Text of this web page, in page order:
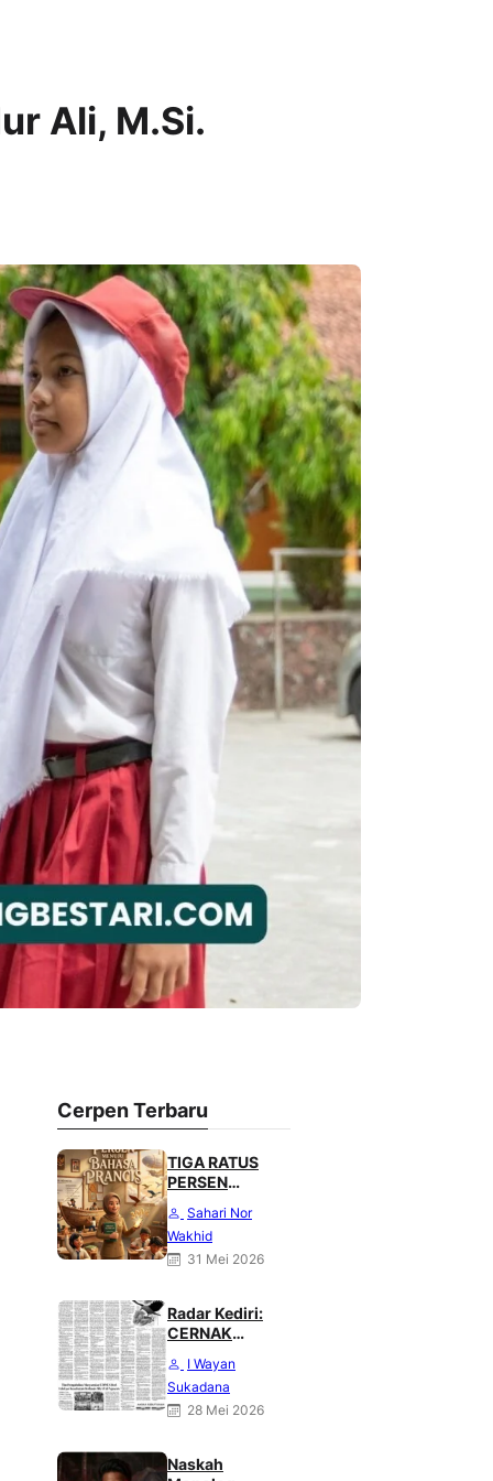
Ali, M.Si.
Cerpen Terbaru
TIGA RATUS
PERSEN
BAHASA
PRANCIS
Sahari Nor
Wakhid
31 Mei 2026
Radar Kediri:
CERNAK
Sang Gagak”
karya Heri
Haliling
I Wayan
Sukadana
28 Mei 2026
Naskah